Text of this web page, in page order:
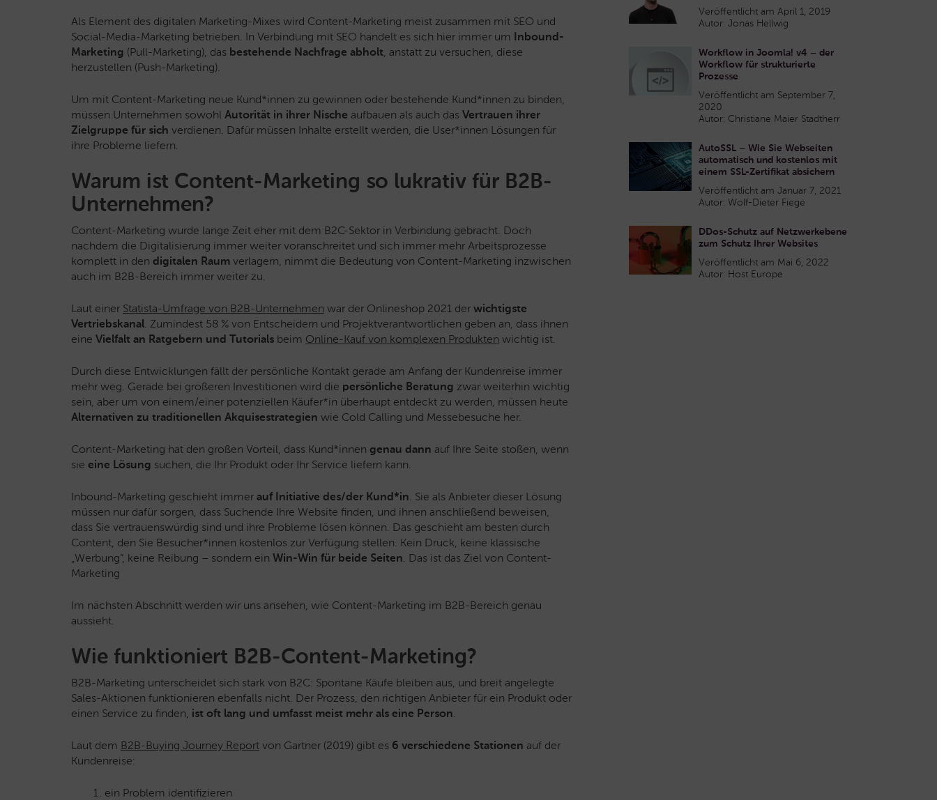
Als Element des digitalen Marketing-Mixes wird Content-Marketing meist zusammen mit SEO und
Social-Media-Marketing betrieben. In Verbindung mit SEO handelt es sich hier immer um Inbound-
Marketing (Pull-Marketing), das bestehende Nachfrage abholt, anstatt zu versuchen, diese
herzustellen (Push-Marketing).
Um mit Content-Marketing neue Kund*innen zu gewinnen oder bestehende Kund*innen zu binden,
müssen Unternehmen sowohl Autorität in ihrer Nische aufbauen als auch das Vertrauen ihrer
Zielgruppe für sich verdienen. Dafür müssen Inhalte erstellt werden, die User*innen Lösungen für
ihre Probleme liefern.
Warum ist Content-Marketing so lukrativ für B2B-
Unternehmen?
Content-Marketing wurde lange Zeit eher mit dem B2C-Sektor in Verbindung gebracht. Doch
nachdem die Digitalisierung immer weiter voranschreitet und sich immer mehr Arbeitsprozesse
komplett in den digitalen Raum verlagern, nimmt die Bedeutung von Content-Marketing inzwischen
auch im B2B-Bereich immer weiter zu.
Laut einer Statista-Umfrage von B2B-Unternehmen war der Onlineshop 2021 der wichtigste
Vertriebskanal. Zumindest 58 % von Entscheidern und Projektverantwortlichen geben an, dass ihnen
eine Vielfalt an Ratgebern und Tutorials beim Online-Kauf von komplexen Produkten wichtig ist.
Durch diese Entwicklungen fällt der persönliche Kontakt gerade am Anfang der Kundenreise immer
mehr weg. Gerade bei größeren Investitionen wird die persönliche Beratung zwar weiterhin wichtig
sein, aber um von einem/einer potenziellen Käufer*in überhaupt entdeckt zu werden, müssen heute
Alternativen zu traditionellen Akquisestrategien wie Cold Calling und Messebesuche her.
Content-Marketing hat den großen Vorteil, dass Kund*innen genau dann auf Ihre Seite stoßen, wenn
sie eine Lösung suchen, die Ihr Produkt oder Ihr Service liefern kann.
Inbound-Marketing geschieht immer auf Initiative des/der Kund*in. Sie als Anbieter dieser Lösung
müssen nur dafür sorgen, dass Suchende Ihre Website finden, und ihnen anschließend beweisen,
dass Sie vertrauenswürdig sind und ihre Probleme lösen können. Das geschieht am besten durch
Content, den Sie Besucher*innen kostenlos zur Verfügung stellen. Kein Druck, keine klassische
„Werbung“, keine Reibung – sondern ein Win-Win für beide Seiten. Das ist das Ziel von Content-
Marketing
Im nächsten Abschnitt werden wir uns ansehen, wie Content-Marketing im B2B-Bereich genau
aussieht.
Wie funktioniert B2B-Content-Marketing?
B2B-Marketing unterscheidet sich stark von B2C: Spontane Käufe bleiben aus, und breit angelegte
Sales-Aktionen funktionieren ebenfalls nicht. Der Prozess, den richtigen Anbieter für ein Produkt oder
einen Service zu finden, ist oft lang und umfasst meist mehr als eine Person.
Laut dem B2B-Buying Journey Report von Gartner (2019) gibt es 6 verschiedene Stationen auf der
Kundenreise:
ein Problem identifizieren
Veröffentlicht am April 1, 2019
Autor: Jonas Hellwig
Workflow in Joomla! v4 – der
Workflow für strukturierte
Prozesse
Veröffentlicht am September 7,
2020
Autor: Christiane Maier Stadtherr
AutoSSL – Wie Sie Webseiten
automatisch und kostenlos mit
einem SSL-Zertifikat absichern
Veröffentlicht am Januar 7, 2021
Autor: Wolf-Dieter Fiege
DDos-Schutz auf Netzwerkebene
zum Schutz Ihrer Websites
Veröffentlicht am Mai 6, 2022
Autor: Host Europe